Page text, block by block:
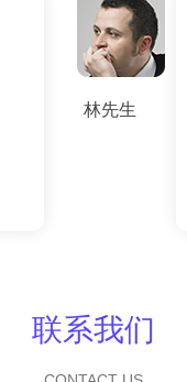
林先生
联系我们